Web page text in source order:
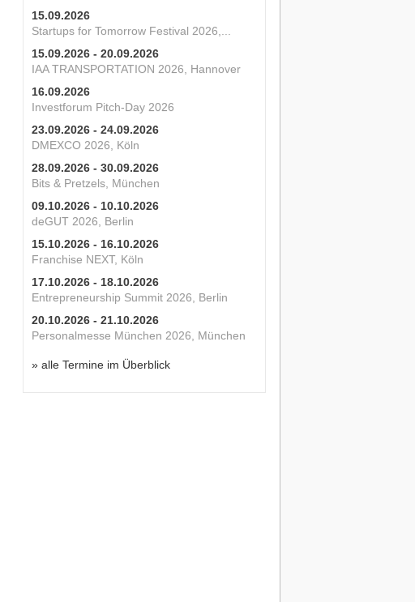
15.09.2026
Startups for Tomorrow Festival 2026,...
15.09.2026 - 20.09.2026
IAA TRANSPORTATION 2026, Hannover
16.09.2026
Investforum Pitch-Day 2026
23.09.2026 - 24.09.2026
DMEXCO 2026, Köln
28.09.2026 - 30.09.2026
Bits & Pretzels, München
09.10.2026 - 10.10.2026
deGUT 2026, Berlin
15.10.2026 - 16.10.2026
Franchise NEXT, Köln
17.10.2026 - 18.10.2026
Entrepreneurship Summit 2026, Berlin
20.10.2026 - 21.10.2026
Personalmesse München 2026, München
» alle Termine im Überblick